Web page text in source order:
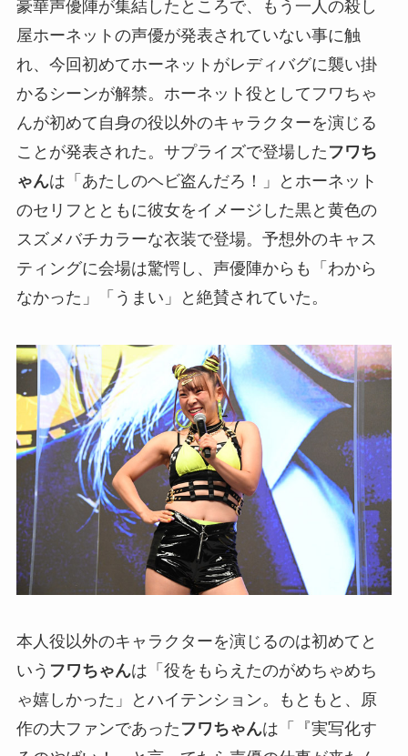
豪華声優陣が集結したところで、もう一人の殺し
屋ホーネットの声優が発表されていない事に触
れ、今回初めてホーネットがレディバグに襲い掛
かるシーンが解禁。ホーネット役としてフワちゃ
んが初めて自身の役以外のキャラクターを演じる
ことが発表された。サプライズで登場した フワち
ゃんは「あたしのヘビ盗んだろ！」とホーネット
のセリフとともに彼女をイメージした黒と黄色の
スズメバチカラーな衣装で登場。予想外のキャス
ティングに会場は驚愕し、声優陣からも「わから
なかった」「うまい」と絶賛されていた。
本人役以外のキャラクターを演じるのは初めてと
いう フワちゃんは「役をもらえたのがめちゃめち
ゃ嬉しかった」とハイテンション。もともと、原
作の大ファンであった フワちゃんは「『実写化す